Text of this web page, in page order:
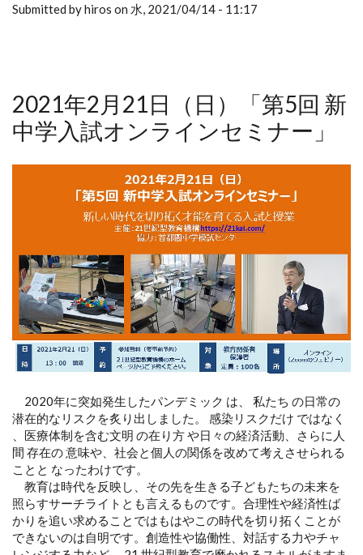
Submitted by hiros on 水, 2021/04/14 - 11:17
2021年2月21日（日）「第5回 新
中学入試オンラインセミナー」
2020年に突如発生したパンデミック は、 私たち の日常の
潜在的なリスクを炙り出しました。 感染リスクだけ ではなく
、医療体制を含む文明 の在り方 や日々の経済活動、さらに人
間 存在の 意味や、社会と個人の関係を改めて考えさせられる
ことと なったわけです。
教育は時代を反映し、その先を生きる子どもたちの未来を
照らすサーチライトとも言えるものです。合理性や経済性ば
かりを追い求めることではもはやこの時代を切り拓くことが
できないのは自明です。創造性や協働性、対話する力やチャ